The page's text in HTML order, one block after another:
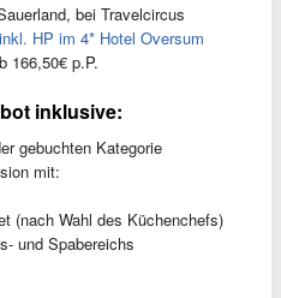
bei Travelcircus
HP im 4* Hotel Oversum
166,50€ p.P.
inklusive:
gebuchten Kategorie
mit:
(nach Wahl des Küchenchefs)
und Spabereichs